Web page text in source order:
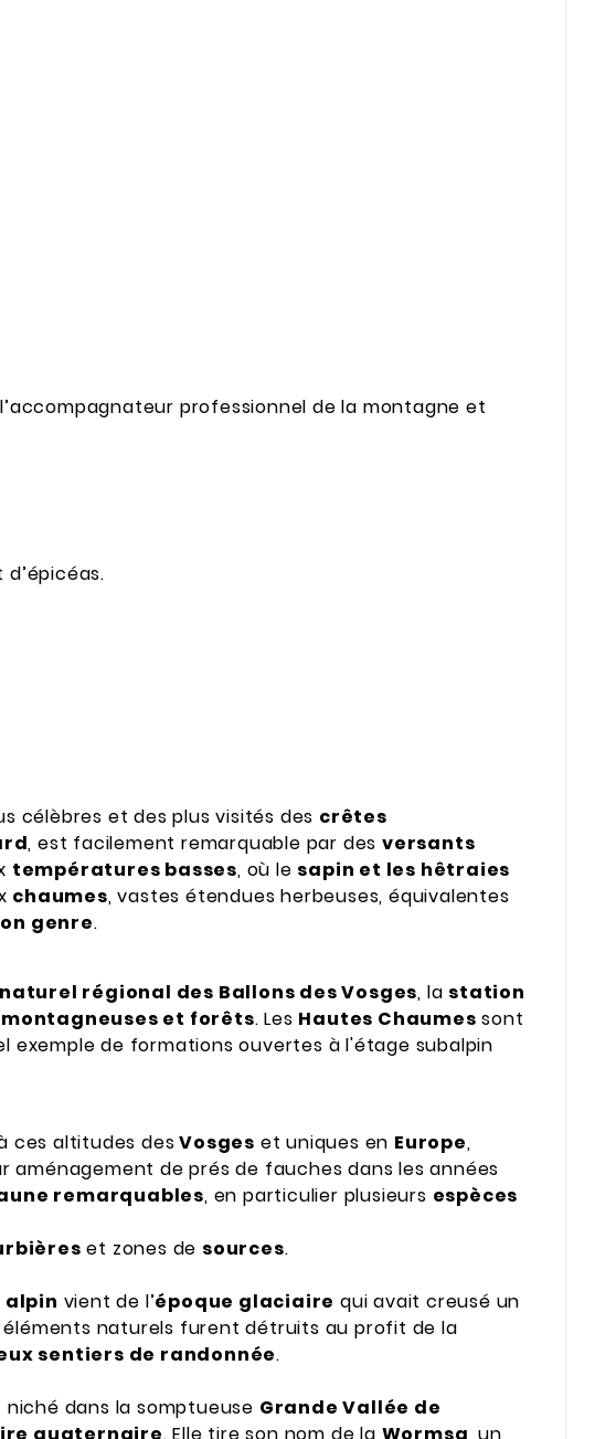
professionnel de la montagne et
célèbres et des plus visités des crêtes
, est facilement remarquable par desversants
températures basses, où le sapin et les hêtraies
chaumes, vastes étendues herbeuses, équivalentes
genre.
régional des Ballons des Vosges, la station
et forêts. Les Hautes Chaumes sont
exemple de formations ouvertes à l'étage subalpin
ces altitudes desVosges et uniques en Europe,
de prés de fauches dans les années
remarquables, en particulier plusieurs espèces
et zones de sources.
alpin vient de l’époque glaciaire qui avait creusé un
naturels furent détruits au profit de la
sentiers de randonnée.
niché dans la somptueuse Grande Vallée de